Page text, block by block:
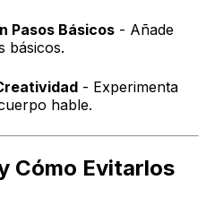
Pasos Básicos - Añade
básicos.
- Experimenta
hable.
Cómo Evitarlos